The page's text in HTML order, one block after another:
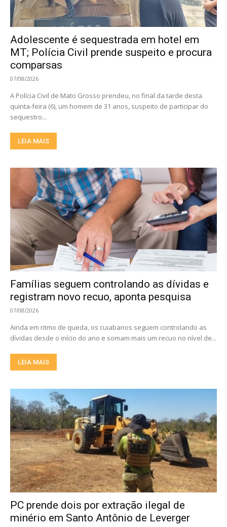
Adolescente é sequestrada em hotel em
MT; Polícia Civil prende suspeito e procura
comparsas
07/08/2026
A Polícia Civil de Mato Grosso prendeu, no final da tarde desta
quinta-feira (6), um homem de 31 anos, suspeito de participar do
sequestro...
LEIA MAIS
Famílias seguem controlando as dívidas e
registram novo recuo, aponta pesquisa
07/08/2026
Ainda em ritmo de queda, os cuiabanos seguem controlando as
dívidas desde o início do ano e somam mais um recuo no nível de...
LEIA MAIS
PC prende dois por extração ilegal de
minério em Santo Antônio de Leverger